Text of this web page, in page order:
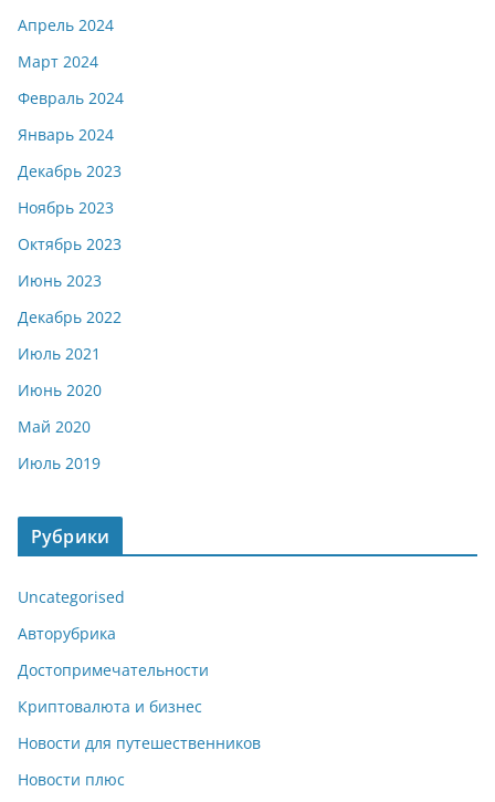
Апрель 2024
Март 2024
Февраль 2024
Январь 2024
Декабрь 2023
Ноябрь 2023
Октябрь 2023
Июнь 2023
Декабрь 2022
Июль 2021
Июнь 2020
Май 2020
Июль 2019
Рубрики
Uncategorised
Авторубрика
Достопримечательности
Криптовалюта и бизнес
Новости для путешественников
Новости плюс